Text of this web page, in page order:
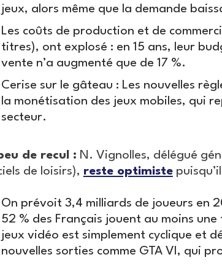
jeux, alors même que la demande
Les coûts de production et de
titres), ont explosé : en 15 ans, leur
vente n’a augmenté que de 17 %.
Cerise sur le gâteau : Les nouvelles
la monétisation des jeux mobiles, qui
secteur.
de recul : N. Vignolles, délégué
de loisirs), reste optimiste
On prévoit 3,4 milliards de joueurs en
52 % des Français jouent au moins
jeux vidéo est simplement cyclique et
nouvelles sorties comme GTA VI, qui